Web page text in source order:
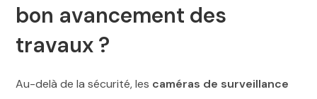
bon avancement des
travaux ?
Au-delà de la sécurité, les caméras de surveillance